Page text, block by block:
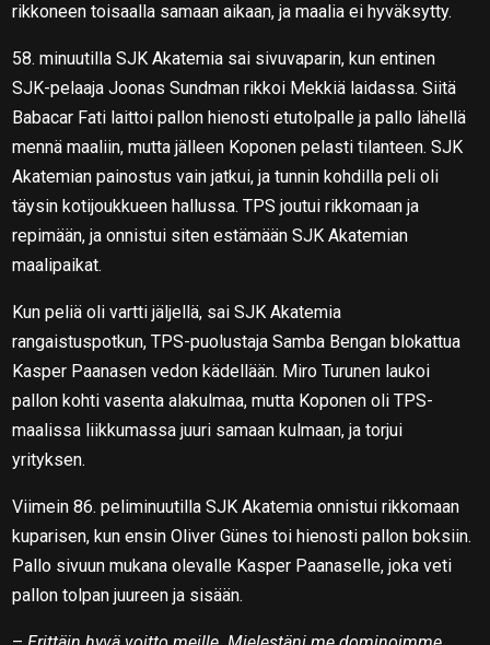
rikkoneen toisaalla samaan aikaan, ja maalia ei hyväksytty.
58. minuutilla SJK Akatemia sai sivuvaparin, kun entinen
SJK-pelaaja Joonas Sundman rikkoi Mekkiä laidassa. Siitä
Babacar Fati laittoi pallon hienosti etutolpalle ja pallo lähellä
mennä maaliin, mutta jälleen Koponen pelasti tilanteen. SJK
Akatemian painostus vain jatkui, ja tunnin kohdilla peli oli
täysin kotijoukkueen hallussa. TPS joutui rikkomaan ja
repimään, ja onnistui siten estämään SJK Akatemian
maalipaikat.
Kun peliä oli vartti jäljellä, sai SJK Akatemia
rangaistuspotkun, TPS-puolustaja Samba Bengan blokattua
Kasper Paanasen vedon kädellään. Miro Turunen laukoi
pallon kohti vasenta alakulmaa, mutta Koponen oli TPS-
maalissa liikkumassa juuri samaan kulmaan, ja torjui
yrityksen.
Viimein 86. peliminuutilla SJK Akatemia onnistui rikkomaan
kuparisen, kun ensin Oliver Günes toi hienosti pallon boksiin.
Pallo sivuun mukana olevalle Kasper Paanaselle, joka veti
pallon tolpan juureen ja sisään.